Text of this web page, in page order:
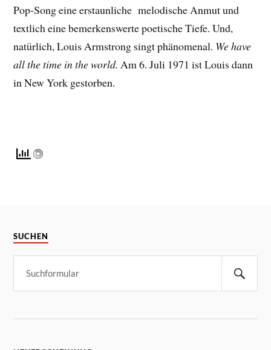
Pop-Song eine erstaunliche melodische Anmut und
textlich eine bemerkenswerte poetische Tiefe. Und,
natürlich, Louis Armstrong singt phänomenal. We have
all the time in the world.Am 6. Juli 1971 ist Louis dann
in New York gestorben.
SUCHEN